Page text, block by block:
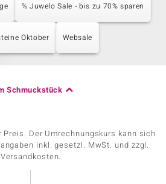
% Juwelo Sale - bis zu 70% sparen
Oktober Websale
Schmuckstück
Der Umrechnungskurs kann sich
inkl. gesetzl. MwSt. und zzgl.
Versandkosten.